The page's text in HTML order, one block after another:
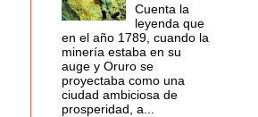
Cuenta la
leyenda que
en el año 1789, cuando la
minería estaba en su
auge y Oruro se
proyectaba como una
ciudad ambiciosa de
prosperidad, a...